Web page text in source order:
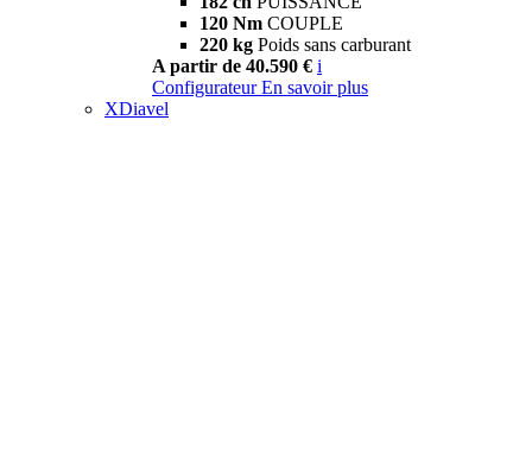
120 Nm COUPLE
220 kg Poids sans carburant
A partir de 40.590 € i
Configurateur En savoir plus
XDiavel